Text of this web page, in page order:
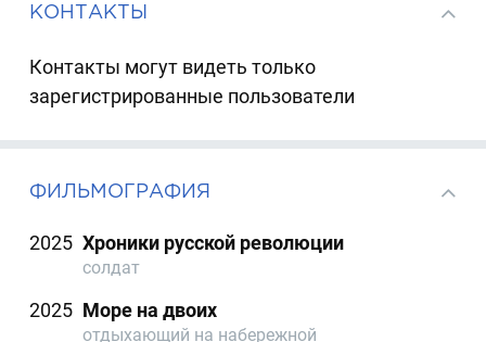
КОНТАКТЫ
Контакты могут видеть только
зарегистрированные пользователи
ФИЛЬМОГРАФИЯ
2025 Хроники русской революции
солдат
2025 Море на двоих
отдыхающий на набережной